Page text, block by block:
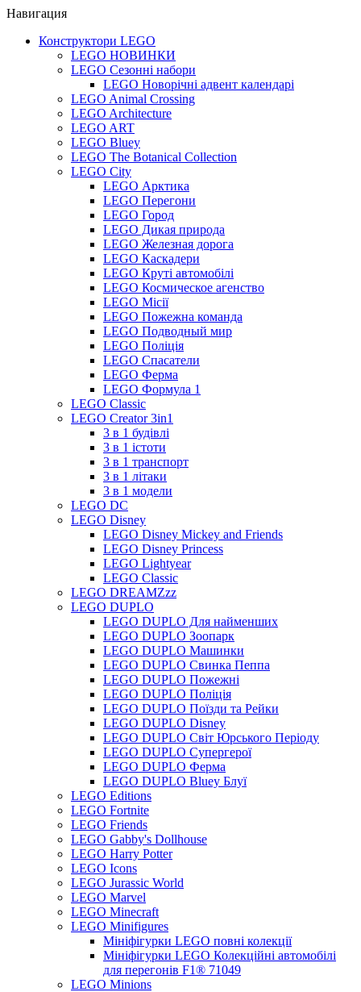
Навигация
Конструктори LEGO
LEGO НОВИНКИ
LEGO Сезонні набори
LEGO Новорічні адвент календарі
LEGO Animal Crossing
LEGO Architecture
LEGO ART
LEGO Bluey
LEGO The Botanical Collection
LEGO City
LEGO Арктика
LEGO Перегони
LEGO Город
LEGO Дикая природа
LEGO Железная дорога
LEGO Каскадери
LEGO Круті автомобілі
LEGO Космическое агенство
LEGO Місії
LEGO Пожежна команда
LEGO Подводный мир
LEGO Поліція
LEGO Спасатели
LEGO Ферма
LEGO Формула 1
LEGO Classic
LEGO Creator 3in1
3 в 1 будівлі
3 в 1 істоти
3 в 1 транспорт
3 в 1 літаки
3 в 1 модели
LEGO DC
LEGO Disney
LEGO Disney Mickey and Friends
LEGO Disney Princess
LEGO Lightyear
LEGO Classic
LEGO DREAMZzz
LEGO DUPLO
LEGO DUPLO Для найменших
LEGO DUPLO Зоопарк
LEGO DUPLO Машинки
LEGO DUPLO Свинка Пеппа
LEGO DUPLO Пожежні
LEGO DUPLO Поліція
LEGO DUPLO Поїзди та Рейки
LEGO DUPLO Disney
LEGO DUPLO Світ Юрського Періоду
LEGO DUPLO Супергерої
LEGO DUPLO Ферма
LEGO DUPLO Bluey Блуї
LEGO Editions
LEGO Fortnite
LEGO Friends
LEGO Gabby's Dollhouse
LEGO Harry Potter
LEGO Icons
LEGO Jurassic World
LEGO Marvel
LEGO Minecraft
LEGO Minifigures
Мініфігурки LEGO повні колекції
Мініфігурки LEGO Колекційні автомобілі
для перегонів F1® 71049
LEGO Minions